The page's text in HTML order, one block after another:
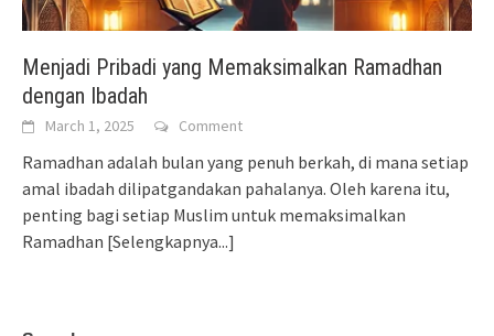
Menjadi Pribadi yang Memaksimalkan Ramadhan
dengan Ibadah
March 1, 2025 Comment
Ramadhan adalah bulan yang penuh berkah, di mana setiap
amal ibadah dilipatgandakan pahalanya. Oleh karena itu,
penting bagi setiap Muslim untuk memaksimalkan
Ramadhan [Selengkapnya...]